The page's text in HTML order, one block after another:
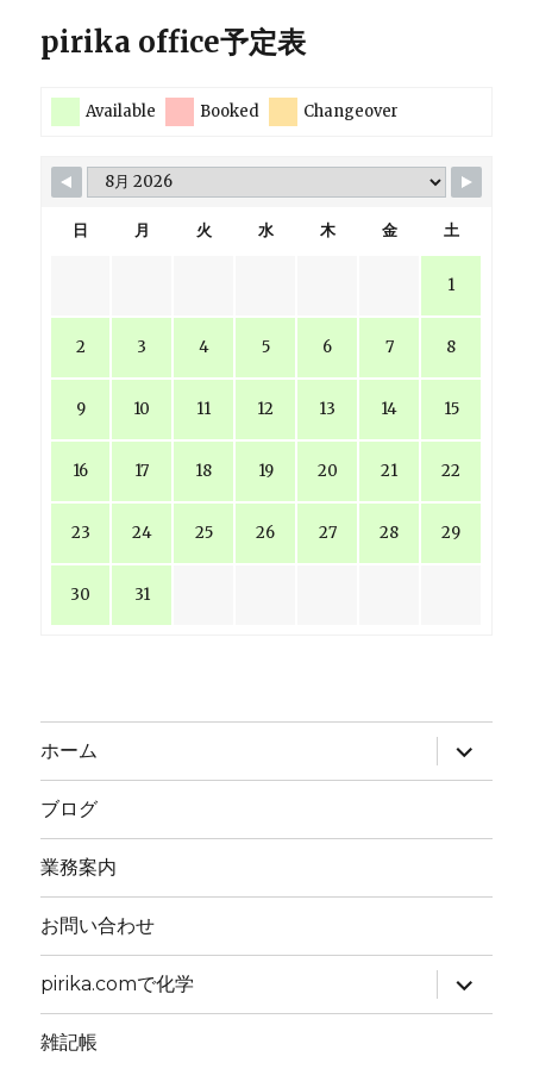
pirika office予定表
Available Booked Changeover
日 月 火 水 木 金 土
1
2 3 4 5 6 7 8
9 10 11 12 13 14 15
16 17 18 19 20 21 22
23 24 25 26 27 28 29
30 31
ホーム
サ
ブ
メ
ー
開
ブログ
業務案内
お問い合わせ
pirika.comで化学
サ
ブ
メ
雑記帳